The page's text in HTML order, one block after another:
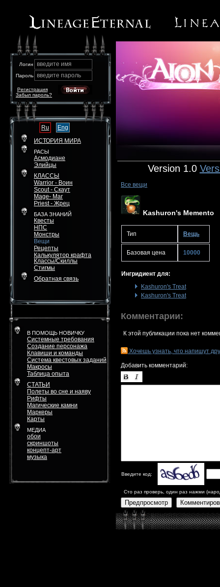
Логин введите имя
Пароль введите пароль
Забыл пароль?
Регистрация
Ru
Eng
ИСТОРИЯ МИРА
РАСЫ
Асмодиане
Элийцы
КЛАССЫ
Warrior - Воин
Scout - Скаут
Mage- Маг
Priest - Жрец
БАЗА ЗНАНИЙ
Квесты
НПС
Монстры
Вещи
Рецепты
Калькулятор крафта
Классы/Скиллы
Стигмы
Обратная связь
В ПОМОЩЬ НОВИЧКУ
Системные требования
Создание персонажа
Клавиши и команды
Система квестовых заданий
Макросы
Таблица опыта
СТАТЬИ
Полеты во сне и наяву
Рифты
Магические камни
Маркеры
Карты
МЕДИА
обои
скриншоты
концепт-арт
музыка
Version 1.0
Все вещи
Kashuron's Memento
Тип Вещь
Базовая цена 10000
Ингридиент для:
Kashuron's Treat
Kashuron's Treat
Комментарии:
К этой публикации пока нет
Хочешь узнать, что напишут
Добавить комментарий:
Введите код:
Сто раз проверь, один раз нажми
Предпросмотр